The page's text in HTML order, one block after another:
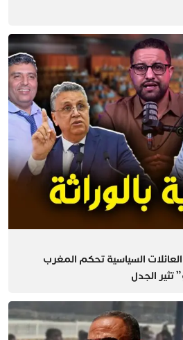
السياسية تحكم المغرب
الجدل